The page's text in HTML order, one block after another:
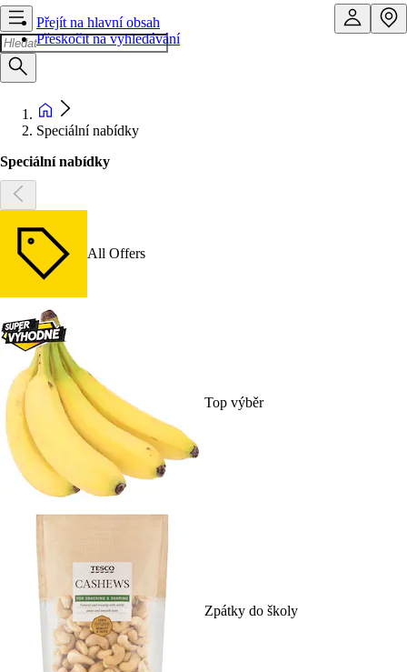
Přejít na hlavní obsah
Přeskočit na vyhledávání
Speciální nabídky
Speciální nabídky
All Offers
Top výběr
Zpátky do školy